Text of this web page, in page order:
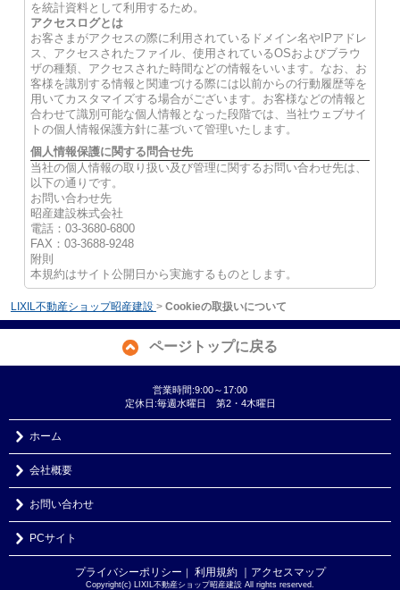
を統計資料として利用するため。
アクセスログとは
お客さまがアクセスの際に利用されているドメイン名やIPアドレ
ス、アクセスされたファイル、使用されているOSおよびブラウ
ザの種類、アクセスされた時間などの情報をいいます。なお、お
客様を識別する情報と関連づける際には以前からの行動履歴等を
用いてカスタマイズする場合がございます。お客様などの情報と
合わせて識別可能な個人情報となった段階では、当社ウェブサイ
トの個人情報保護方針に基づいて管理いたします。
個人情報保護に関する問合せ先
当社の個人情報の取り扱い及び管理に関するお問い合わせ先は、
以下の通りです。
お問い合わせ先
昭産建設株式会社
電話：03-3680-6800
FAX：03-3688-9248
附則
本規約はサイト公開日から実施するものとします。
LIXIL不動産ショップ昭産建設 > Cookieの取扱いについて
ページトップに戻る
営業時間:9:00～17:00
定休日:毎週水曜日 第2・4木曜日
ホーム
会社概要
お問い合わせ
PCサイト
プライバシーポリシー ｜ 利用規約 ｜アクセスマップ
Copyright(c) LIXIL不動産ショップ昭産建設 All rights reserved.